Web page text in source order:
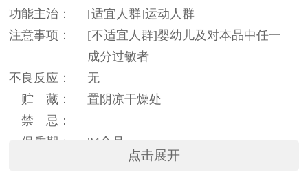
功能主治：
[适宜人群]运动人群
注意事项：
[不适宜人群]婴幼儿及对本品中任一
成分过敏者
不良反应：
无
贮 藏：
置阴凉干燥处
禁 忌：
保质期：
24个月
点击展开